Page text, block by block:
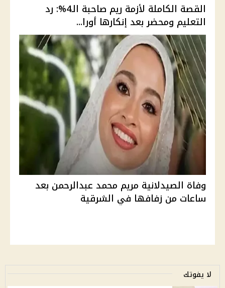
القصة الكاملة لأزمة ريم صاحبة الـ4%: رد
التعليم ومحضر بعد إنكارها أورا...
وفاة الصيدلانية مريم محمد عبدالرحمن بعد
ساعات من زفافها في الشرقية
لا يفوتك